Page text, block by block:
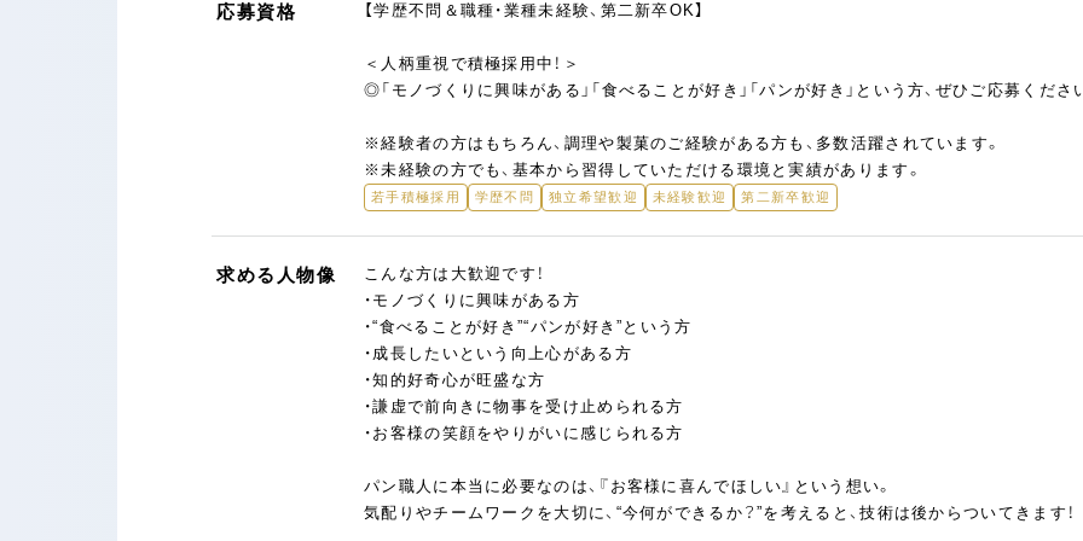
応募資格 【学歴不問＆職種・業種未経験、第二新卒OK】
＜人柄重視で積極採用中！＞
◎「モノづくりに興味がある」「食べることが好き」「パンが好き」という方、ぜひご応募くださ
※経験者の方はもちろん、調理や製菓のご経験がある方も、多数活躍されています。
※未経験の方でも、基本から習得していただける環境と実績があります。
若手積極採用 学歴不問 独立希望歓迎 未経験歓迎 第二新卒歓迎
求める人物像
こんな方は大歓迎です！
・モノづくりに興味がある方
・“食べることが好き”“パンが好き”という方
・成長したいという向上心がある方
・知的好奇心が旺盛な方
・謙虚で前向きに物事を受け止められる方
・お客様の笑顔をやりがいに感じられる方
パン職人に本当に必要なのは、『お客様に喜んでほしい』という想い。
気配りやチームワークを大切に、“今何ができるか？”を考えると、技術は後からついてきます！